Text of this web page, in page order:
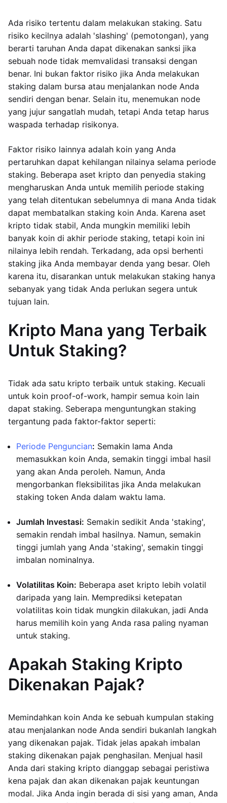
Ada risiko tertentu dalam melakukan staking. Satu
risiko kecilnya adalah 'slashing' (pemotongan), yang
berarti taruhan Anda dapat dikenakan sanksi jika
sebuah node tidak memvalidasi transaksi dengan
benar. Ini bukan faktor risiko jika Anda melakukan
staking dalam bursa atau menjalankan node Anda
sendiri dengan benar. Selain itu, menemukan node
yang jujur sangatlah mudah, tetapi Anda tetap harus
waspada terhadap risikonya.
Faktor risiko lainnya adalah koin yang Anda
pertaruhkan dapat kehilangan nilainya selama periode
staking. Beberapa aset kripto dan penyedia staking
mengharuskan Anda untuk memilih periode staking
yang telah ditentukan sebelumnya di mana Anda tidak
dapat membatalkan staking koin Anda. Karena aset
kripto tidak stabil, Anda mungkin memiliki lebih
banyak koin di akhir periode staking, tetapi koin ini
nilainya lebih rendah. Terkadang, ada opsi berhenti
staking jika Anda membayar denda yang besar. Oleh
karena itu, disarankan untuk melakukan staking hanya
sebanyak yang tidak Anda perlukan segera untuk
tujuan lain.
Kripto Mana yang Terbaik
Untuk Staking?
Tidak ada satu kripto terbaik untuk staking. Kecuali
untuk koin proof-of-work, hampir semua koin lain
dapat staking. Seberapa menguntungkan staking
tergantung pada faktor-faktor seperti:
Periode Penguncian: Semakin lama Anda
memasukkan koin Anda, semakin tinggi imbal hasil
yang akan Anda peroleh. Namun, Anda
mengorbankan fleksibilitas jika Anda melakukan
staking token Anda dalam waktu lama.
Jumlah Investasi: Semakin sedikit Anda 'staking',
semakin rendah imbal hasilnya. Namun, semakin
tinggi jumlah yang Anda 'staking', semakin tinggi
imbalan nominalnya.
Volatilitas Koin: Beberapa aset kripto lebih volatil
daripada yang lain. Memprediksi ketepatan
volatilitas koin tidak mungkin dilakukan, jadi Anda
harus memilih koin yang Anda rasa paling nyaman
untuk staking.
Apakah Staking Kripto
Dikenakan Pajak?
Memindahkan koin Anda ke sebuah kumpulan staking
atau menjalankan node Anda sendiri bukanlah langkah
yang dikenakan pajak. Tidak jelas apakah imbalan
staking dikenakan pajak penghasilan. Menjual hasil
Anda dari staking kripto dianggap sebagai peristiwa
kena pajak dan akan dikenakan pajak keuntungan
modal. Jika Anda ingin berada di sisi yang aman, Anda